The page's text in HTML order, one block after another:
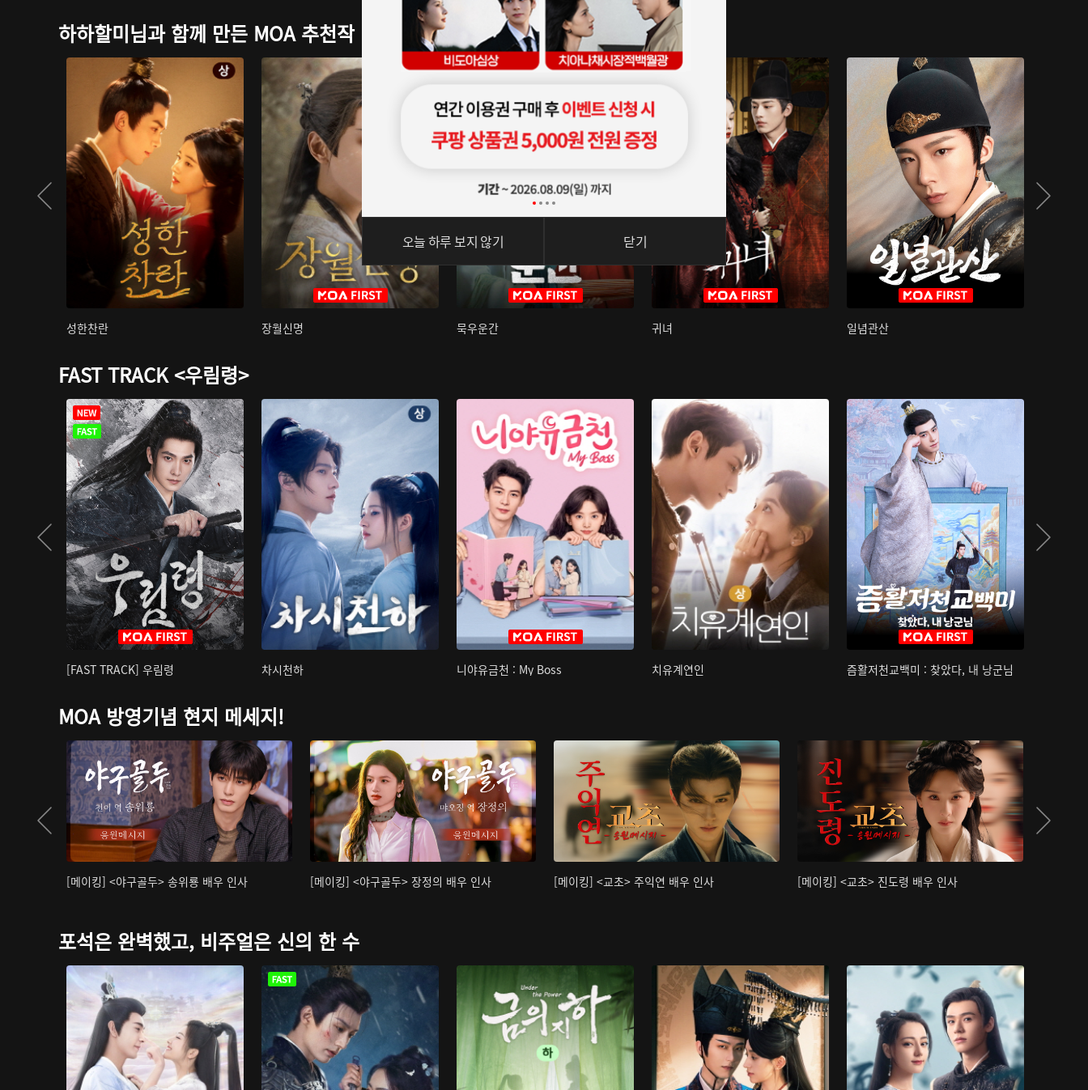
하하할미님과 함께 만든 MOA 추천작
성한찬란 장월신명 묵우운간 귀녀 일념관산
FAST TRACK <우림령>
[FAST TRACK] 우림령 차시천하 니야유금천 : My Boss 치유계연인 즘활저천교백미 : 찾았다, 내 낭군님
MOA 방영기념 현지 메세지!
[메이킹] <야구골두> 송위룡 배우 인사 [메이킹] <야구골두> 장정의 배우 인사 [메이킹] <교초> 주익연 배우 인사 [메이킹] <교초> 진도령 배우 인사
포석은 완벽했고, 비주얼은 신의 한 수
오늘 하루 보지 않기 닫기